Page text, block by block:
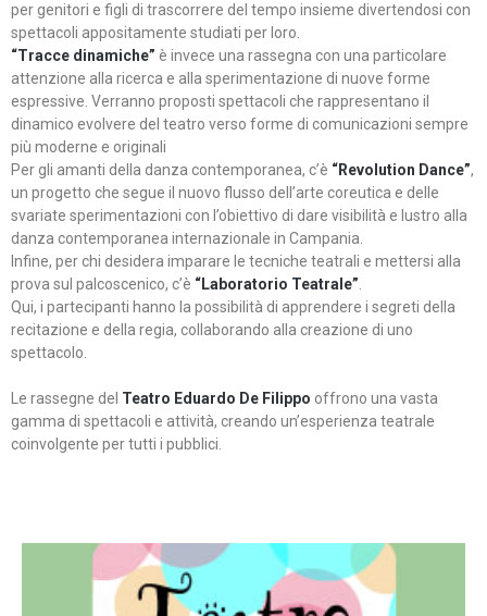
per genitori e figli di trascorrere del tempo insieme divertendosi con
spettacoli appositamente studiati per loro.
“Tracce dinamiche” è invece una rassegna con una particolare
attenzione alla ricerca e alla sperimentazione di nuove forme
espressive. Verranno proposti spettacoli che rappresentano il
dinamico evolvere del teatro verso forme di comunicazioni sempre
più moderne e originali
Per gli amanti della danza contemporanea, c’è “Revolution Dance”,
un progetto che segue il nuovo flusso dell’arte coreutica e delle
svariate sperimentazioni con l’obiettivo di dare visibilità e lustro alla
danza contemporanea internazionale in Campania.
Infine, per chi desidera imparare le tecniche teatrali e mettersi alla
prova sul palcoscenico, c’è “Laboratorio Teatrale”
Qui, i partecipanti hanno la possibilità di apprendere i segreti della
recitazione e della regia, collaborando alla creazione di uno
spettacolo.
Le rassegne del Teatro Eduardo De Filippo offrono una vasta
gamma di spettacoli e attività, creando un’esperienza teatrale
coinvolgente per tutti i pubblici.